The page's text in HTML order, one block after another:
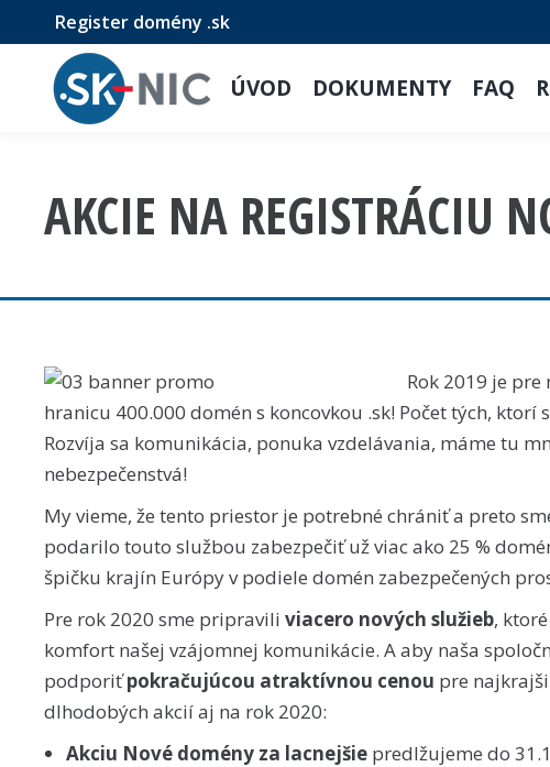
Register domény .sk
ÚVOD DOKUMENTY FAQ
AKCIE NA REGISTRÁCIU
Rok 2019 je
hranicu 400.000 domén s koncovkou .sk! Počet tých,
Rozvíja sa komunikácia, ponuka vzdelávania, máme tu
nebezpečenstvá!
My vieme, že tento priestor je potrebné chrániť a preto
podarilo touto službou zabezpečiť už viac ako 25 %
špičku krajín Európy v podiele domén zabezpečených
Pre rok 2020 sme pripravili viacero nových služieb,
komfort našej vzájomnej komunikácie. A aby naša
podporiťpokračujúcou atraktívnou cenou pre
dlhodobých akcií aj na rok 2020:
Akciu Nové domény za lacnejšie predlžujeme do